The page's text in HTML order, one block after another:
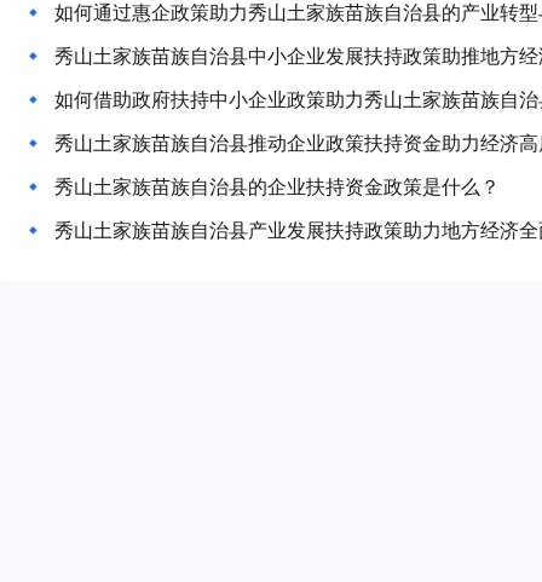
如何通过惠企政策助力秀山土家族苗族自治县的产业转
秀山土家族苗族自治县中小企业发展扶持政策助推地方
如何借助政府扶持中小企业政策助力秀山土家族苗族自
秀山土家族苗族自治县推动企业政策扶持资金助力经济
秀山土家族苗族自治县的企业扶持资金政策是什么？
秀山土家族苗族自治县产业发展扶持政策助力地方经济